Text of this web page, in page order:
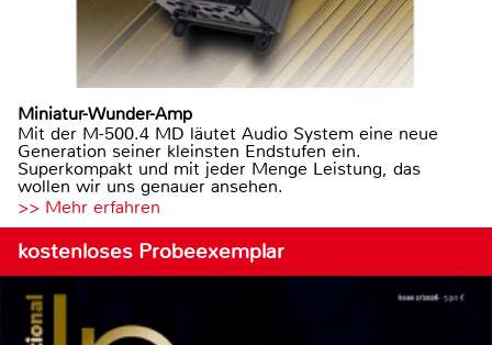
Miniatur-Wunder-Amp
Mit der M-500.4 MD läutet Audio System eine neue
Generation seiner kleinsten Endstufen ein.
Superkompakt und mit jeder Menge Leistung, das
wollen wir uns genauer ansehen.
>> Mehr erfahren
kostenloses Probeexemplar